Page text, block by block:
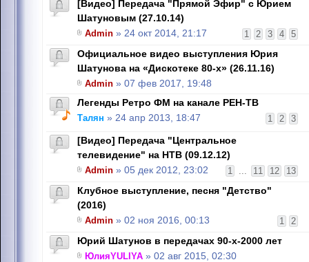
[Видео] Передача "Прямой Эфир" с Юрием
Шатуновым (27.10.14)
1 2 3 4 5
Admin » 24 окт 2014, 21:17
Официальное видео выступления Юрия
Шатунова на «Дискотеке 80-х» (26.11.16)
Admin » 07 фев 2017, 19:48
Легенды Ретро ФМ на канале РЕН-ТВ
1 2 3
Талян » 24 апр 2013, 18:47
[Видео] Передача "Центральное
телевидение" на НТВ (09.12.12)
1 ... 11 12 13
Admin » 05 дек 2012, 23:02
Клубное выступление, песня "Детство"
(2016)
1 2
Admin » 02 ноя 2016, 00:13
Юрий Шатунов в передачах 90-х-2000 лет
ЮлияYULIYA » 02 авг 2015, 02:30